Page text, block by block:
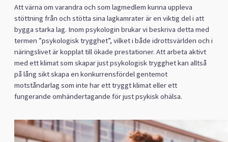
Att värna om varandra och som lagmedlem kunna uppleva
stöttning från och stötta sina lagkamrater är en viktig del i att
bygga starka lag. Inom psykologin brukar vi beskriva detta med
termen ”psykologisk trygghet”, vilket i både idrottsvärlden och i
näringslivet är kopplat till ökade prestationer. Att arbeta aktivt
med ett klimat som skapar just psykologisk trygghet kan alltså
på lång sikt skapa en konkurrensfördel gentemot
motståndarlag som inte har ett tryggt klimat eller ett
fungerande omhändertagande för just psykisk ohälsa.